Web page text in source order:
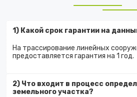
1) Какой срок гарантии на
На трассирование линейных
предоставляется гарантия на 1 год.
2) Что входит в процесс
земельного участка?